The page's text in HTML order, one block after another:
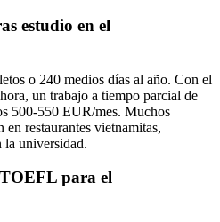
estudio en el
o 240 medios días al año. Con el
un trabajo a tiempo parcial de
500-550 EUR/mes. Muchos
en restaurantes vietnamitas,
la universidad.
para el